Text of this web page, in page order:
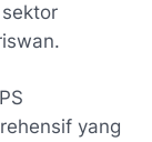
yang